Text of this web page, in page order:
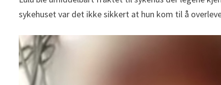
sykehuset var det ikke sikkert at hun kom til å